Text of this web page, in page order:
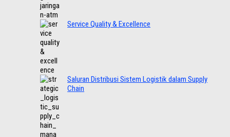
Service Quality & Excellence
Saluran Distribusi Sistem Logistik dalam Supply
Chain